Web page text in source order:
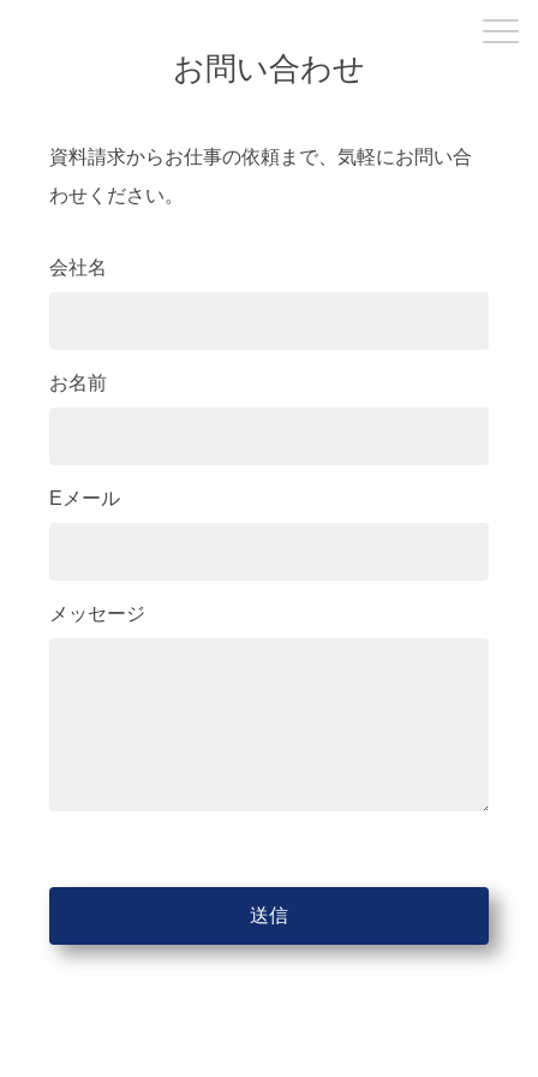
お問い合わせ
資料請求からお仕事の依頼まで、気軽にお問い合
わせください。
会社名
お名前
Eメール
メッセージ
送信